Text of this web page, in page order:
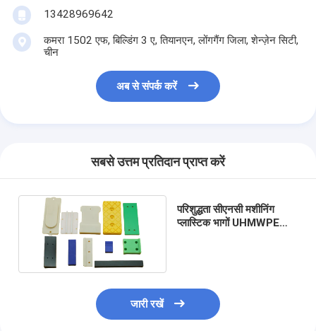
13428969642
कमरा 1502 एफ, बिल्डिंग 3 ए, तियानएन, लोंगगैंग जिला, शेन्ज़ेन सिटी,
चीन
अब से संपर्क करें
सबसे उत्तम प्रतिदान प्राप्त करें
परिशुद्धता सीएनसी मशीनिंग
प्लास्टिक भागों UHMWPE
जारी रखें